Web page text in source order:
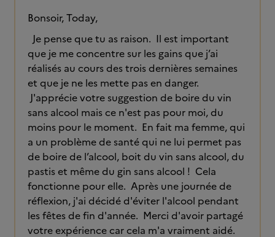
Bonsoir, Today,
Je pense que tu as raison. Il est important
que je me concentre sur les gains que j’ai
réalisés au cours des trois dernières semaines
et que je ne les mette pas en danger.
J'apprécie votre suggestion de boire du vin
sans alcool mais ce n'est pas pour moi, du
moins pour le moment. En fait ma femme, qui
a un problème de santé qui ne lui permet pas
de boire de l’alcool, boit du vin sans alcool, du
pastis et même du gin sans alcool ! Cela
fonctionne pour elle. Après une journée de
réflexion, j'ai décidé d'éviter l'alcool pendant
les fêtes de fin d'année. Merci d'avoir partagé
votre expérience car cela m'a vraiment aidé.